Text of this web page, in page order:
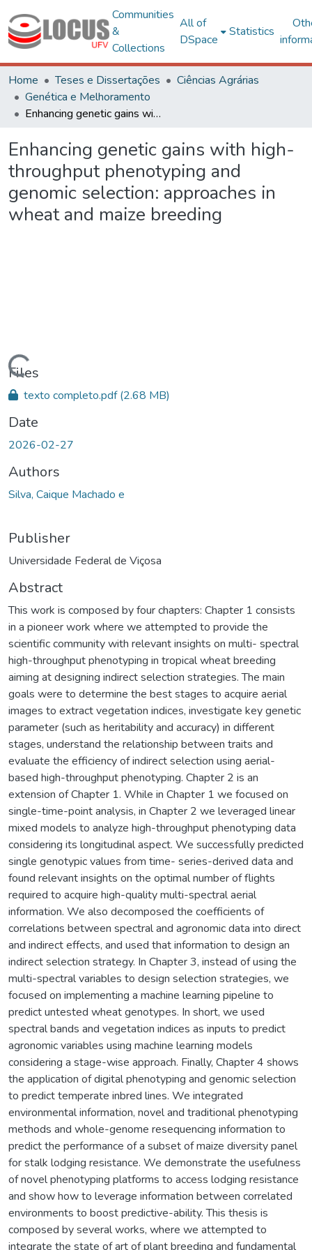
Communities
&
Collections
All of
DSpace
Statistics
Home Teses e Dissertações
Ciências Agrárias
Genética e Melhoramento
Enhancing genetic gains with high-throughput phenotyping and genomic selection: approaches in wheat and maize breeding
Enhancing genetic gains with high-
throughput phenotyping and
genomic selection: approaches in
wheat and maize breeding
Files
texto completo.pdf(2.68 MB)
Date
2026-02-27
Authors
Silva, Caique Machado e
Publisher
Universidade Federal de Viçosa
Abstract
This work is composed by four chapters: Chapter 1 consists
in a pioneer work where we attempted to provide the
scientific community with relevant insights on multi- spectral
high-throughput phenotyping in tropical wheat breeding
aiming at designing indirect selection strategies. The main
goals were to determine the best stages to acquire aerial
images to extract vegetation indices, investigate key genetic
parameter (such as heritability and accuracy) in different
stages, understand the relationship between traits and
evaluate the efficiency of indirect selection using aerial-
based high-throughput phenotyping. Chapter 2 is an
extension of Chapter 1. While in Chapter 1 we focused on
single-time-point analysis, in Chapter 2 we leveraged linear
mixed models to analyze high-throughput phenotyping data
considering its longitudinal aspect. We successfully predicted
single genotypic values from time- series-derived data and
found relevant insights on the optimal number of flights
required to acquire high-quality multi-spectral aerial
information. We also decomposed the coefficients of
correlations between spectral and agronomic data into direct
and indirect effects, and used that information to design an
indirect selection strategy. In Chapter 3, instead of using the
multi-spectral variables to design selection strategies, we
focused on implementing a machine learning pipeline to
predict untested wheat genotypes. In short, we used
spectral bands and vegetation indices as inputs to predict
agronomic variables using machine learning models
considering a stage-wise approach. Finally, Chapter 4 shows
the application of digital phenotyping and genomic selection
to predict temperate inbred lines. We integrated
environmental information, novel and traditional phenotyping
methods and whole-genome resequencing information to
predict the performance of a subset of maize diversity panel
for stalk lodging resistance. We demonstrate the usefulness
of novel phenotyping platforms to access lodging resistance
and show how to leverage information between correlated
environments to boost predictive-ability. This thesis is
composed by several works, where we attempted to
integrate the state of art of plant breeding and fundamental